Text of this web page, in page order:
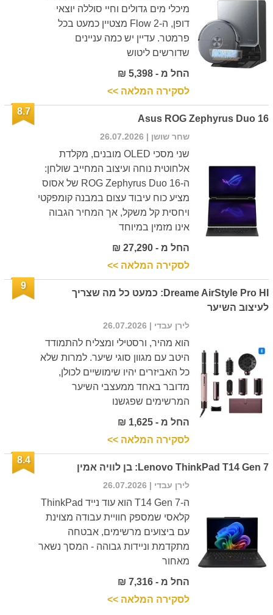
מיכלי מים גדולים וחיי סוללה יוצאי
דופן, ה-Flow 2 מצטיין כמעט בכל
פרמטר. עדיין יש כמה עניינים
שדורשים ליטוש
החל מ - 5,398 ₪
לסקירה המלאה >>
Asus ROG Zephyrus Duo 16
8.7
שחר שושן | 26.07.2026
שני מסכי OLED מובנים, מקלדת
אלחוטית נוחה ועיצוב המחייב שולחן:
ה-ROG Zephyrus Duo 16 של אסוס
מציע כוח עיבוד עצום במבנה קומפקטי
ויחסית קל משקל, אך המחיר הגבוה
אינו מזמין במיוחד
החל מ - 27,290 ₪
לסקירה המלאה >>
Dreame AirStyle Pro HI: כמעט כל מה שצריך
לעיצוב השיער
9
לירן עבדי | 26.07.2026
הוא מהיר, ורסטילי ומצליח להתמודד
היטב עם מגוון סוגי שיער. למרות שלא
כל האביזרים יהיו שימושיים לכולן,
מדובר באחד ממעצבי השיער
המרשימים שפגשנו
החל מ - 1,625 ₪
לסקירה המלאה >>
Lenovo ThinkPad T14 Gen 7: בן לוויה אמין
8.4
לירן עבדי | 26.07.2026
ה-T14 Gen 7 הוא עוד נייד ThinkPad
קלאסי שמספק חוויית עבודה מצוינת
עם ביצועים מרשימים, אבטחה
מתקדמת וניידות גבוהה - המסך נשאר
מאחור
החל מ - 7,316 ₪
לסקירה המלאה >>